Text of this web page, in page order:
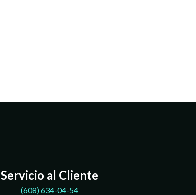
Servicio al Cliente
(608) 634-04-54